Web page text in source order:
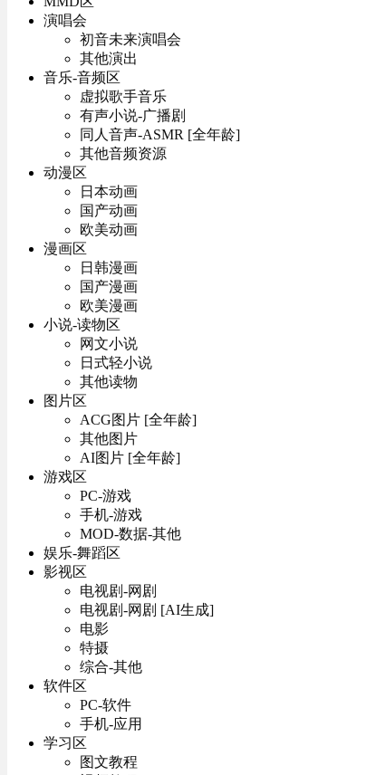
演唱会
初音未来演唱会
其他演出
音乐-音频区
虚拟歌手音乐
有声小说-广播剧
同人音声-ASMR [全年龄]
其他音频资源
动漫区
日本动画
国产动画
欧美动画
漫画区
日韩漫画
国产漫画
欧美漫画
小说-读物区
网文小说
日式轻小说
其他读物
图片区
ACG图片 [全年龄]
其他图片
AI图片 [全年龄]
游戏区
PC-游戏
手机-游戏
MOD-数据-其他
娱乐-舞蹈区
影视区
电视剧-网剧
电视剧-网剧 [AI生成]
电影
特摄
综合-其他
软件区
PC-软件
手机-应用
学习区
图文教程